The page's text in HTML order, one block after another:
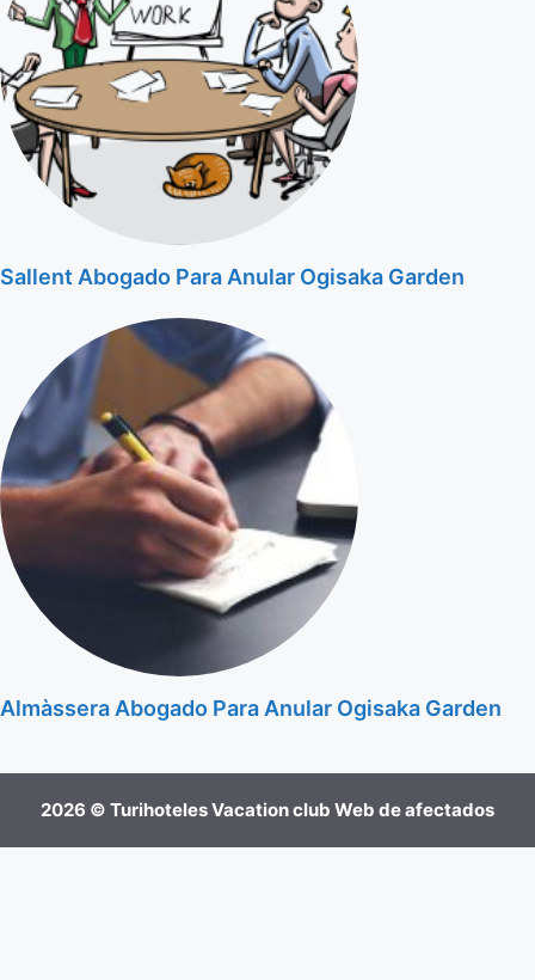
Sallent Abogado Para Anular Ogisaka Garden
Almàssera Abogado Para Anular Ogisaka Garden
2026 © Turihoteles Vacation club Web de afectados